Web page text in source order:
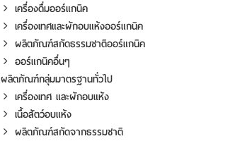
เครื่องดื่มออร์แกนิค
เครื่องเทศและผักอบแห้งออร์แกนิค
ผลิตภัณฑ์สกัดธรรมชาติออร์แกนิค
ออร์แกนิคอื่นๆ
ผลิตภัณฑ์กลุ่มมาตรฐานทั่วไป
เครื่องเทศ และผักอบแห้ง
เนื้อสัตว์อบแห้ง
ผลิตภัณฑ์สกัดจากธรรมชาติ